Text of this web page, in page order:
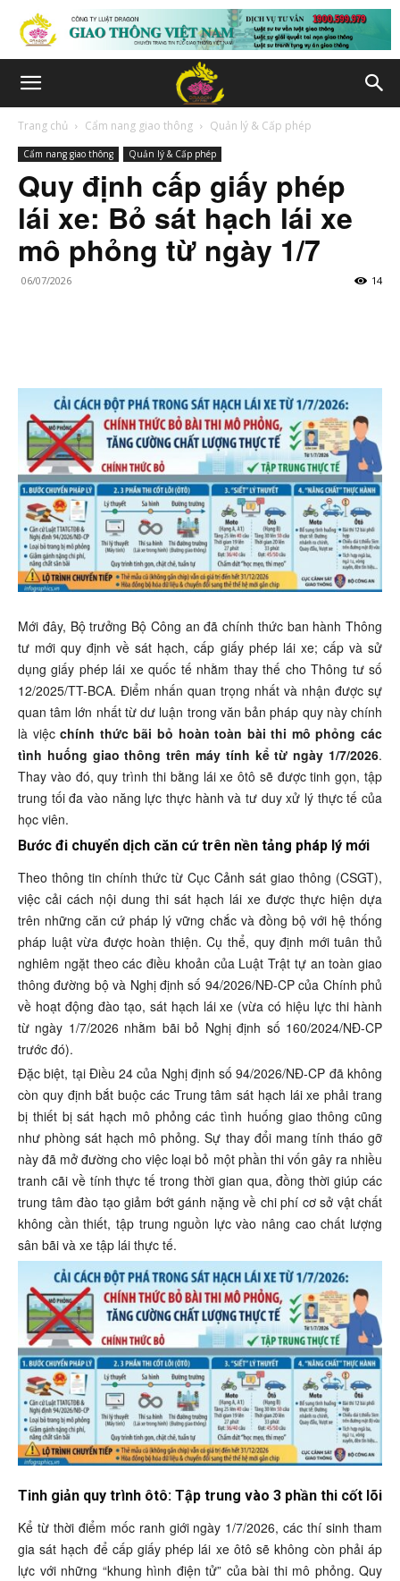
Trang chủ Cẩm nang giao thông Quản lý & Cấp phép
Cẩm nang giao thông Quản lý & Cấp phép
Quy định cấp giấy phép
lái xe: Bỏ sát hạch lái xe
mô phỏng từ ngày 1/7
06/07/2026 14
Mới đây, Bộ trưởng Bộ Công an đã chính thức ban hành Thông
tư mới quy định về sát hạch, cấp giấy phép lái xe; cấp và sử
dụng giấy phép lái xe quốc tế nhằm thay thế cho Thông tư số
12/2025/TT-BCA. Điểm nhấn quan trọng nhất và nhận được sự
quan tâm lớn nhất từ dư luận trong văn bản pháp quy này chính
là việcchính thức bãi bỏ hoàn toàn bài thi mô phỏng các
tình huống giao thông trên máy tính kể từ ngày 1/7/2026.
Thay vào đó, quy trình thi bằng lái xe ôtô sẽ được tinh gọn, tập
trung tối đa vào năng lực thực hành và tư duy xử lý thực tế của
học viên.
Bước đi chuyển dịch căn cứ trên nền tảng pháp lý mới
Theo thông tin chính thức từ Cục Cảnh sát giao thông (CSGT),
việc cải cách nội dung thi sát hạch lái xe được thực hiện dựa
trên những căn cứ pháp lý vững chắc và đồng bộ với hệ thống
pháp luật vừa được hoàn thiện. Cụ thể, quy định mới tuân thủ
nghiêm ngặt theo các điều khoản của Luật Trật tự an toàn giao
thông đường bộ và Nghị định số 94/2026/NĐ-CP của Chính phủ
về hoạt động đào tạo, sát hạch lái xe (vừa có hiệu lực thi hành
từ ngày 1/7/2026 nhằm bãi bỏ Nghị định số 160/2024/NĐ-CP
trước đó).
Đặc biệt, tại Điều 24 của Nghị định số 94/2026/NĐ-CP đã không
còn quy định bắt buộc các Trung tâm sát hạch lái xe phải trang
bị thiết bị sát hạch mô phỏng các tình huống giao thông cũng
như phòng sát hạch mô phỏng. Sự thay đổi mang tính tháo gỡ
này đã mở đường cho việc loại bỏ một phần thi vốn gây ra nhiều
tranh cãi về tính thực tế trong thời gian qua, đồng thời giúp các
trung tâm đào tạo giảm bớt gánh nặng về chi phí cơ sở vật chất
không cần thiết, tập trung nguồn lực vào nâng cao chất lượng
sân bãi và xe tập lái thực tế.
Tinh giản quy trình ôtô: Tập trung vào 3 phần thi cốt lõi
Kể từ thời điểm mốc ranh giới ngày 1/7/2026, các thí sinh tham
gia sát hạch để cấp giấy phép lái xe ôtô sẽ không còn phải áp
lực với những “khung hình điện tử” của bài thi mô phỏng. Quy